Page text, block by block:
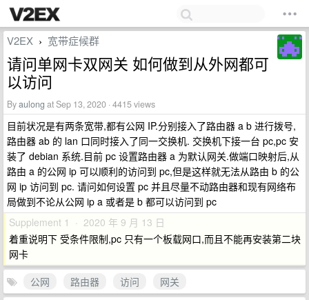
V2EX › 宽带症候群
请问单网卡双网关 如何做到从外网都可
以访问
Byaulong at Sep 13, 2020 · 4415 views
目前状况是有两条宽带,都有公网 IP.分别接入了路由器 a b 进行拨号,
路由器 ab 的 lan 口同时接入了同一交换机. 交换机下接一台 pc,pc 安
装了 debian 系统.目前 pc 设置路由器 a 为默认网关.做端口映射后,从
路由 a 的公网 ip 可以顺利的访问到 pc,但是这样就无法从路由 b 的公
网 ip 访问到 pc. 请问如何设置 pc 并且尽量不动路由器和现有网络布
局做到不论从公网 ip a 或者是 b 都可以访问到 pc
Supplement 1 · 2020 年 9 月 13 日
着重说明下 受条件限制,pc 只有一个板载网口,而且不能再安装第二块
网卡
公网
路由器 访问
网关